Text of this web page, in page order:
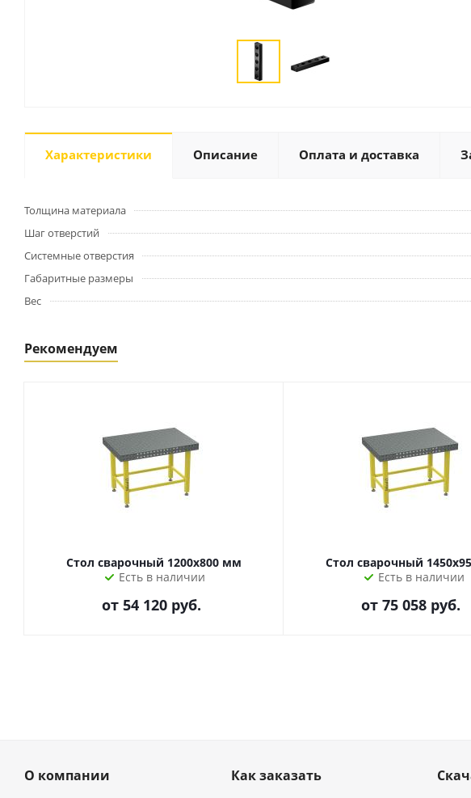
Характеристики Описание Оплата и доставка
Толщина материала
Шаг отверстий
Системные отверстия
Габаритные размеры
Вес
Рекомендуем
Стол сварочный 1200х800 мм
Есть в наличии
от 54 120 руб.
Стол сварочный
Есть в наличии
от 75 058 руб.
О компании Как заказать